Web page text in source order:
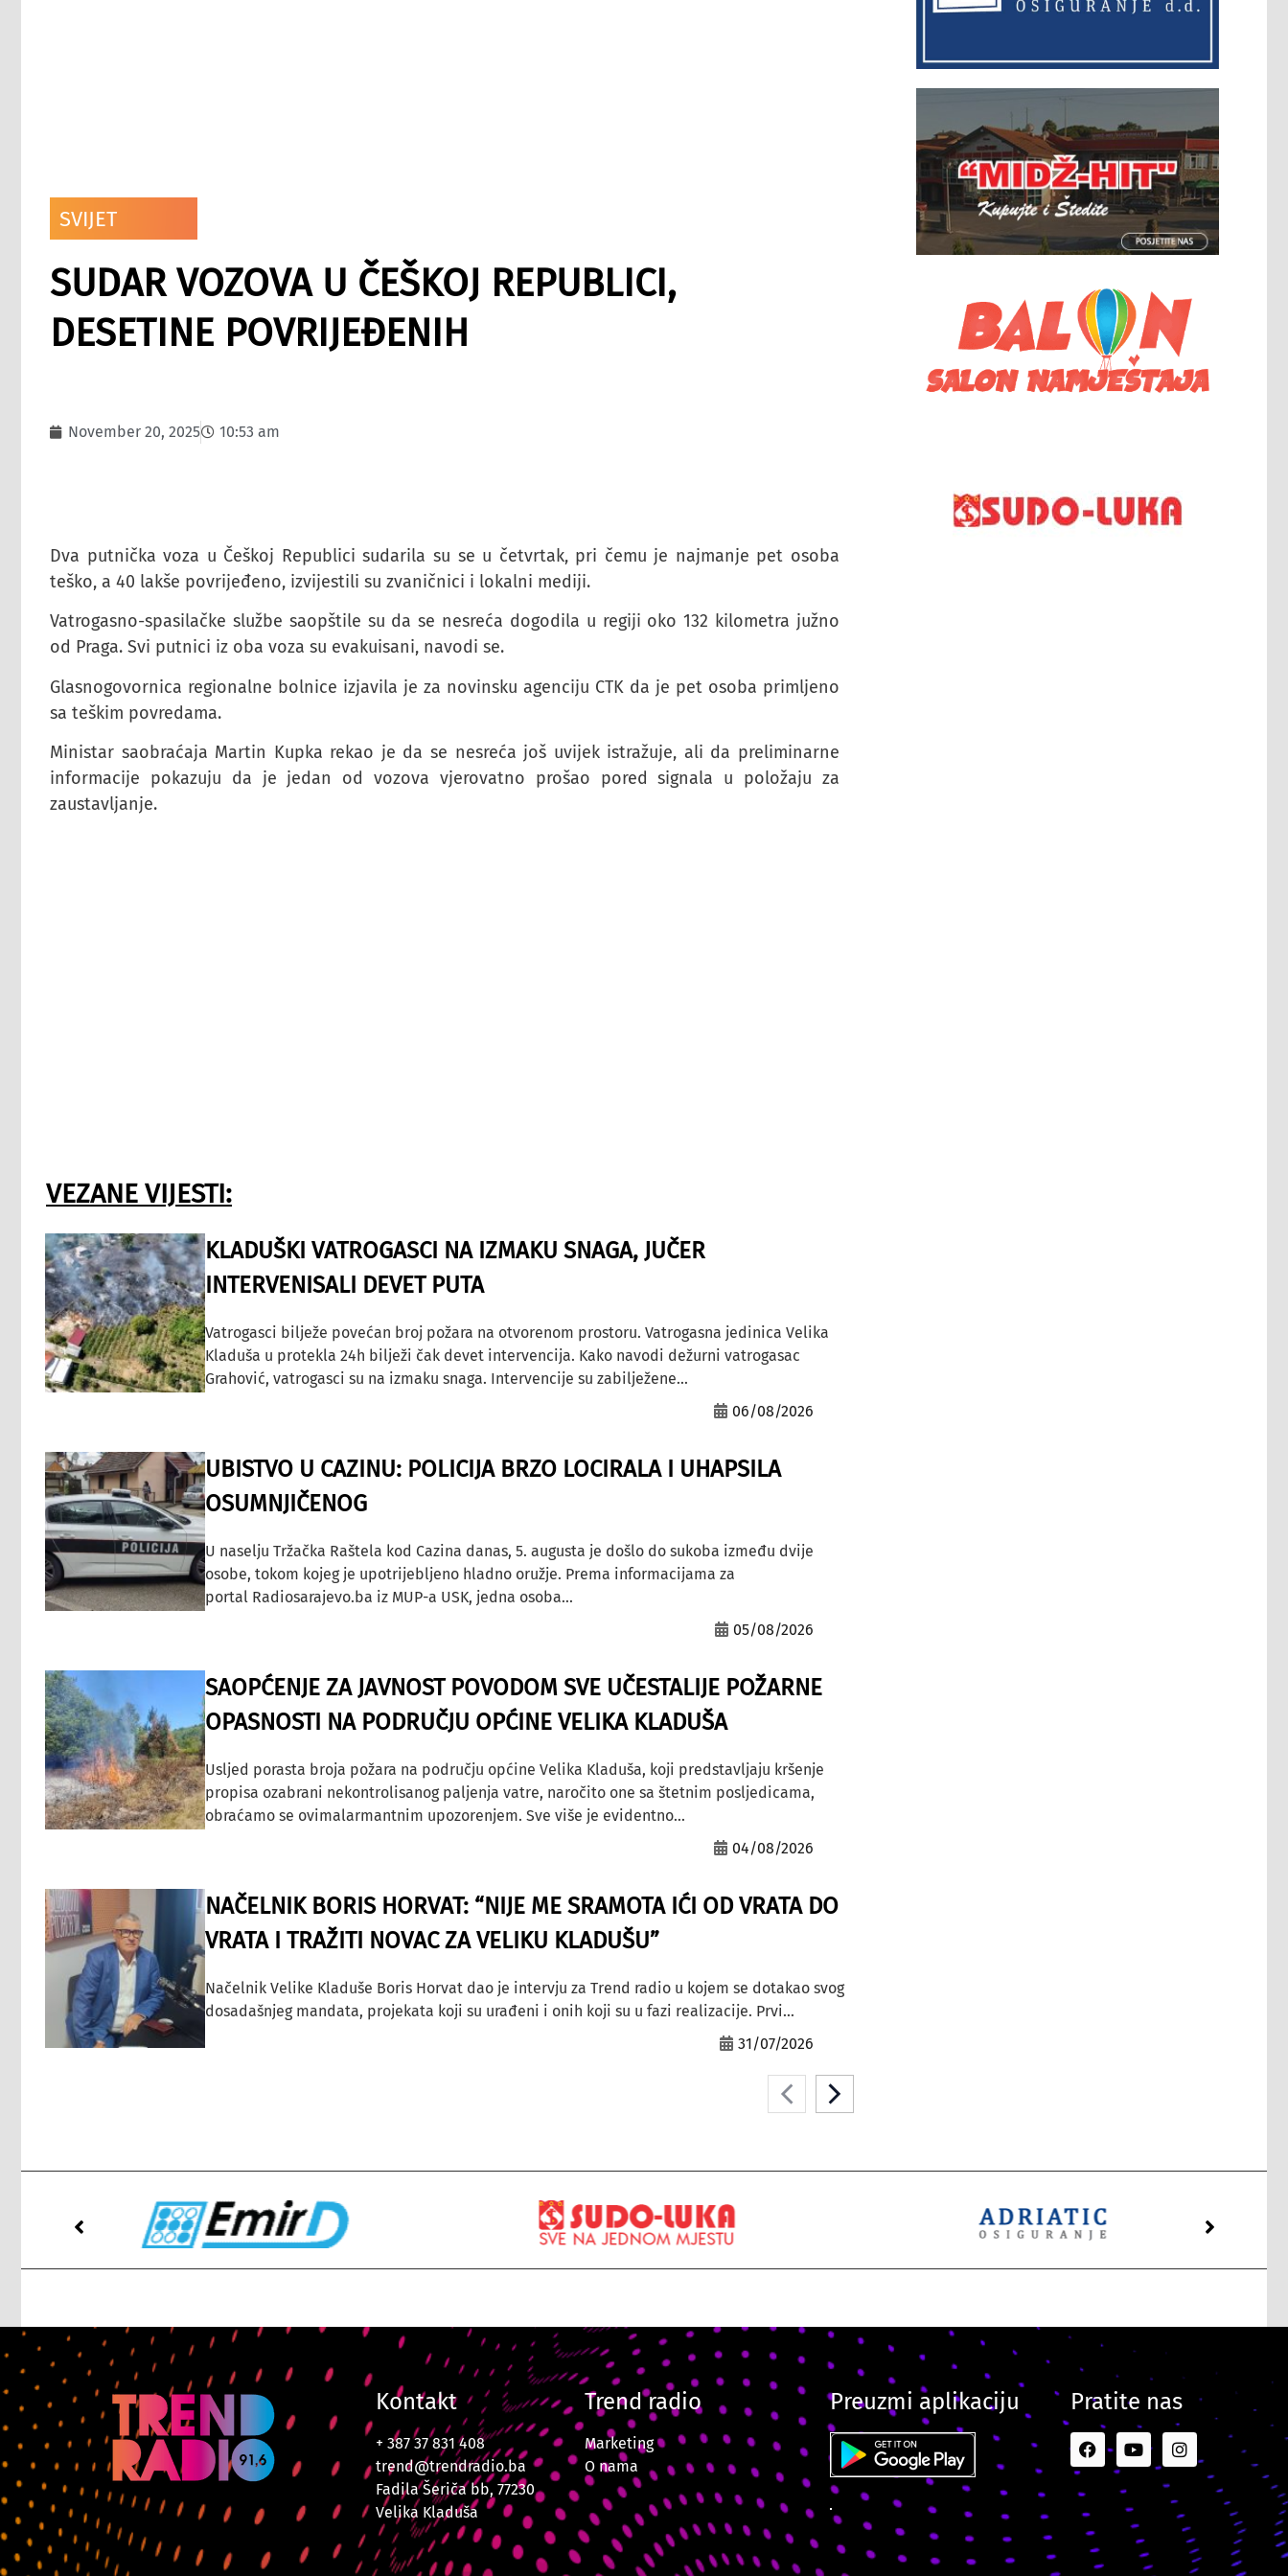
SVIJET
SUDAR VOZOVA U ČEŠKOJ REPUBLICI,
DESETINE POVRIJEĐENIH
November 20, 2025 10:53 am
Dva putnička voza u Češkoj Republici sudarila su se u četvrtak, pri čemu je najmanje pet osoba
teško, a 40 lakše povrijeđeno, izvijestili su zvaničnici i lokalni mediji.
Vatrogasno-spasilačke službe saopštile su da se nesreća dogodila u regiji oko 132 kilometra južno
od Praga. Svi putnici iz oba voza su evakuisani, navodi se.
Glasnogovornica regionalne bolnice izjavila je za novinsku agenciju CTK da je pet osoba primljeno
sa teškim povredama.
Ministar saobraćaja Martin Kupka rekao je da se nesreća još uvijek istražuje, ali da preliminarne
informacije pokazuju da je jedan od vozova vjerovatno prošao pored signala u položaju za
zaustavljanje.
VEZANE VIJESTI:
KLADUŠKI VATROGASCI NA IZMAKU SNAGA, JUČER
INTERVENISALI DEVET PUTA
Vatrogasci bilježe povećan broj požara na otvorenom prostoru. Vatrogasna jedinica Velika
Kladuša u protekla 24h bilježi čak devet intervencija. Kako navodi dežurni vatrogasac
Grahović, vatrogasci su na izmaku snaga. Intervencije su zabilježene...
06/08/2026
UBISTVO U CAZINU: POLICIJA BRZO LOCIRALA I UHAPSILA
OSUMNJIČENOG
U naselju Tržačka Raštela kod Cazina danas, 5. augusta je došlo do sukoba između dvije
osobe, tokom kojeg je upotrijebljeno hladno oružje. Prema informacijama za
portal Radiosarajevo.ba iz MUP-a USK, jedna osoba...
05/08/2026
SAOPĆENJE ZA JAVNOST POVODOM SVE UČESTALIJE POŽARNE
OPASNOSTI NA PODRUČJU OPĆINE VELIKA KLADUŠA
Usljed porasta broja požara na području općine Velika Kladuša, koji predstavljaju kršenje
propisa ozabrani nekontrolisanog paljenja vatre, naročito one sa štetnim posljedicama,
obraćamo se ovimalarmantnim upozorenjem. Sve više je evidentno...
04/08/2026
NAČELNIK BORIS HORVAT: “NIJE ME SRAMOTA IĆI OD VRATA DO
VRATA I TRAŽITI NOVAC ZA VELIKU KLADUŠU”
Načelnik Velike Kladuše Boris Horvat dao je intervju za Trend radio u kojem se dotakao svog
dosadašnjeg mandata, projekata koji su urađeni i onih koji su u fazi realizacije. Prvi...
31/07/2026
Kontakt
+ 387 37 831 408
trend@trendradio.ba
Fadila Šeriča bb, 77230
Velika Kladuša
Trend radio
Marketing
O nama
Preuzmi aplikaciju Pratite nas